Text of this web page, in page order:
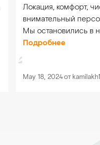
Локация, комфорт,
внимательный
Мы остановились в
1625 (апартаменты).
наслаждение!
Подробнее
May 18, 2024от